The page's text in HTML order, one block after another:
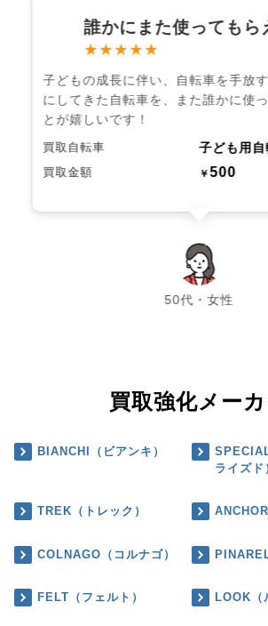
誰かにまた使ってもら
★★★★★
子どもの成長に伴い、自転車を手放
にしてきた自転車を、また誰かに使
とが嬉しいです！
買取自転車 子ども用自
買取金額 ￥500
50代・女性
chevron_left chevron_right
買取強化メー
BIANCHI（ビアンキ）
ライズド
TREK（トレック）
COLNAGO（コルナゴ）
FELT（フェルト） LOOK（